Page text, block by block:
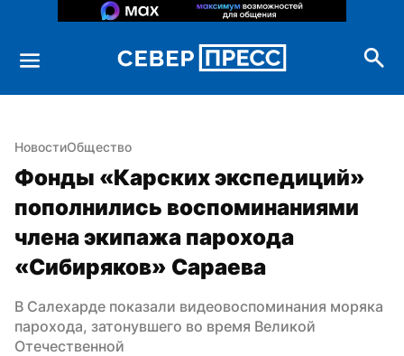
НовостиОбщество
Фонды «Карских экспедиций»
пополнились воспоминаниями
члена экипажа парохода
«Сибиряков» Сараева
В Салехарде показали видеовоспоминания моряка
парохода, затонувшего во время Великой
Отечественной